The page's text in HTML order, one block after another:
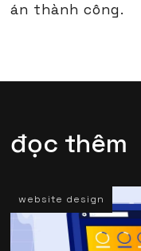
án thành công.
đọc thêm
website design